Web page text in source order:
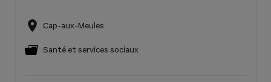
Cap-aux-Meules
Santé et services sociaux